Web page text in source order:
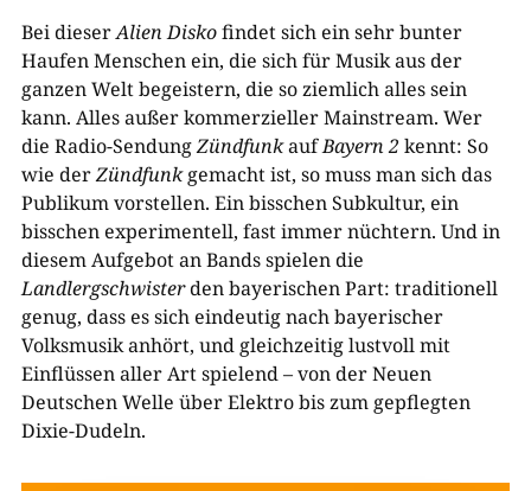
Bei dieserAlien Diskofindet sich ein sehr bunter
Haufen Menschen ein, die sich für Musik aus der
ganzen Welt begeistern, die so ziemlich alles sein
kann. Alles außer kommerzieller Mainstream. Wer
die Radio-SendungZündfunkaufBayern 2 kennt: So
wie derZündfunkgemacht ist, so muss man sich das
Publikum vorstellen. Ein bisschen Subkultur, ein
bisschen experimentell, fast immer nüchtern. Und in
diesem Aufgebot an Bands spielen die
Landlergschwisterden bayerischen Part: traditionell
genug, dass es sich eindeutig nach bayerischer
Volksmusik anhört, und gleichzeitig lustvoll mit
Einflüssen aller Art spielend – von der Neuen
Deutschen Welle über Elektro bis zum gepflegten
Dixie-Dudeln.